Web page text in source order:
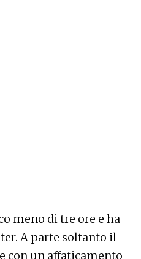
meno di tre ore e ha
A parte soltanto il
con un affaticamento